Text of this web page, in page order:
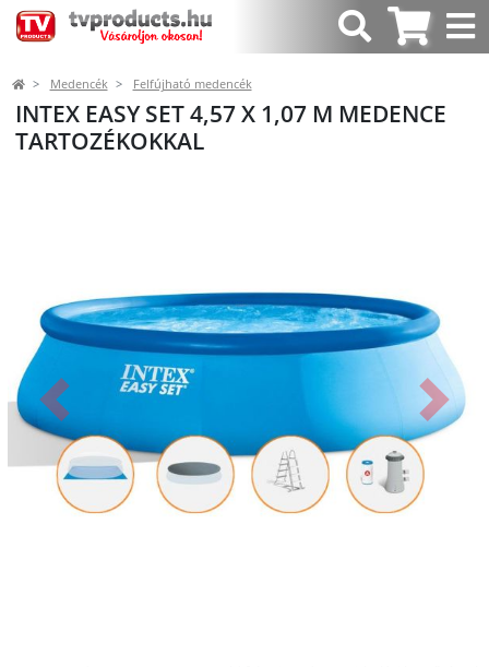
Medencék Felfújható medencék
INTEX EASY SET 4,57 X 1,07 M MEDENCE
TARTOZÉKOKKAL
Előző